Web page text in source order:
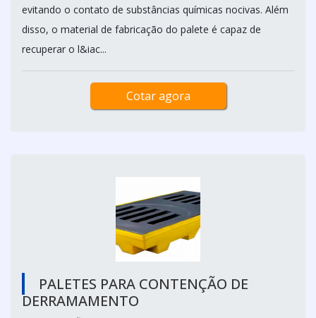
evitando o contato de substâncias químicas nocivas. Além
disso, o material de fabricação do palete é capaz de
recuperar o l&iac...
Cotar agora
PALETES PARA CONTENÇÃO DE
DERRAMAMENTO